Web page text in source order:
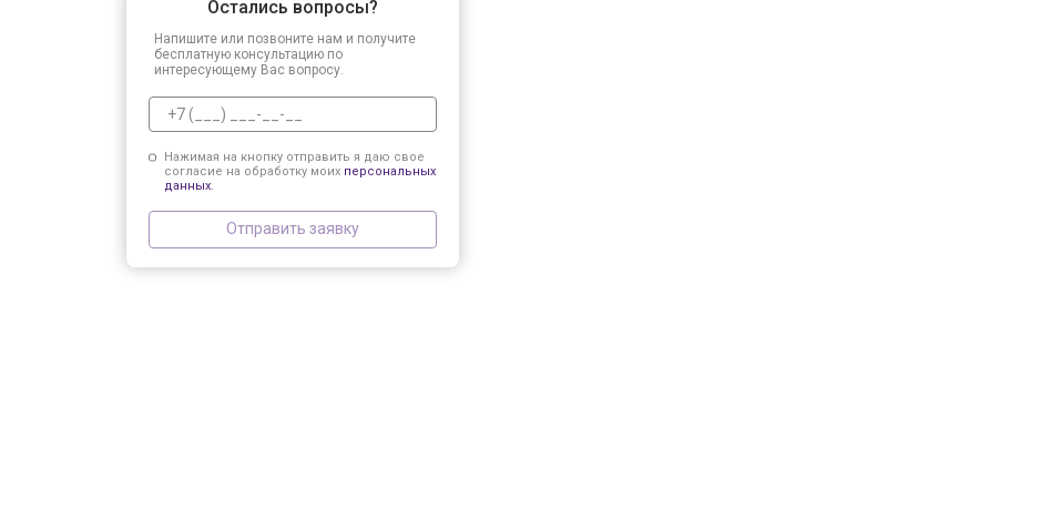
Остались вопросы?
Напишите или позвоните нам и получите
бесплатную консультацию по
интересующему Вас вопросу.
Нажимая на кнопку отправить я даю свое
согласие на обработку моих персональных
данных.
Отправить заявку